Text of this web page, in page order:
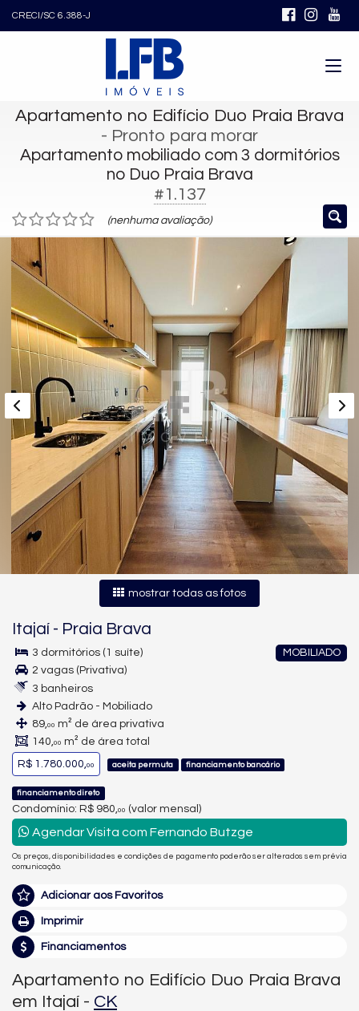
CRECI/SC 6.388-J
Apartamento no Edifício Duo Praia Brava
- Pronto para morar
Apartamento mobiliado com 3 dormitórios
no Duo Praia Brava
#1.137
(nenhuma avaliação)
mostrar todas as fotos
Itajaí - Praia Brava
MOBILIADO
3 dormitórios (1 suíte)
2 vagas (Privativa)
3 banheiros
Alto Padrão - Mobiliado
89,00 m² de área privativa
140,00 m² de área total
R$ 1.780.000,00 aceita permuta financiamento bancário
financiamento direto
Condomínio: R$ 980, 00 (valor mensal)
Agendar Visita com Fernando Butzge
Os preços, disponibilidades e condições de pagamento poderão ser alterados sem prévia
comunicação.
Adicionar aos Favoritos
Imprimir
Financiamentos
Apartamento no Edifício Duo Praia Brava
em Itajaí - CK